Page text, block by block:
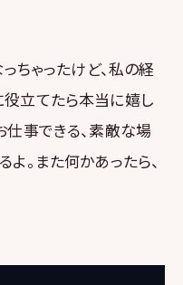
ちゃったけど、私の経
立てたら本当に嬉し
仕事できる、素敵な場
。また何かあったら、